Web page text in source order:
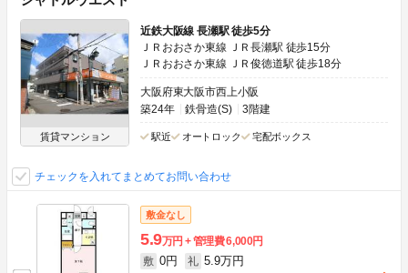
賃貸マンション
近鉄大阪線 長瀬駅 徒歩5分
ＪＲおおさか東線 ＪＲ長瀬駅 徒歩15分
ＪＲおおさか東線 ＪＲ俊徳道駅 徒歩18分
大阪府東大阪市西上小阪
築24年
鉄骨造(S) 3階建
駅近 オートロック 宅配ボックス
チェックを入れてまとめてお問い合わせ
敷金なし
5.9万円 管理費6,000円
敷 0円 礼 5.9万円